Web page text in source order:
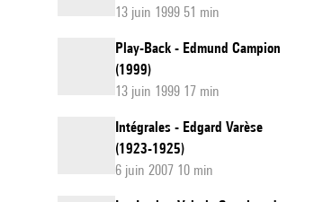
13 juin 1999 51 min
Play-Back - Edmund Campion
(1999)
13 juin 1999 17 min
Intégrales - Edgard Varèse
(1923-1925)
6 juin 2007 10 min